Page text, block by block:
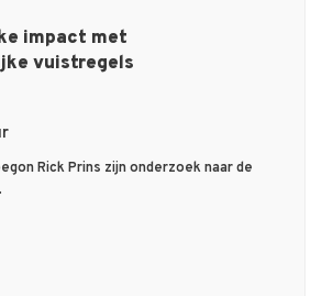
impact met
vuistregels
Rick Prins zijn onderzoek naar de